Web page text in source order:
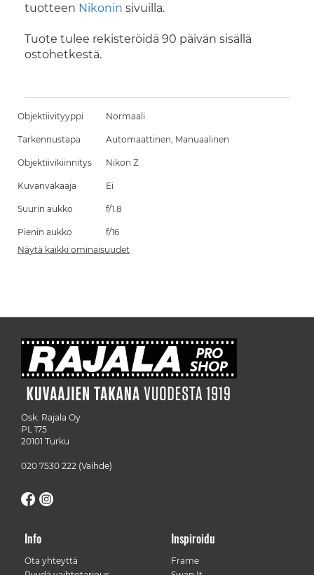
tuotteen Nikonin sivuilla.
Tuote tulee rekisteröidä 90 päivän sisällä
ostohetkestä.
Objektiivityyppi Normaali
Tarkennustapa Automaattinen, Manuaalinen
Objektiivikiinnitys Nikon Z
Kuvanvakaaja Ei
Suurin aukko f/1.8
Pienin aukko
f/16
Näytä kaikki ominaisuudet
Osk. Rajala Oy
PL 175
20101 Turku
020 7530 222 (Vaihde)
Info
Ota yhteyttä
Inspiroidu
Frame